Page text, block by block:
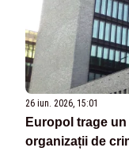
26 iun. 2026, 15:01
Europol trage
organizații de